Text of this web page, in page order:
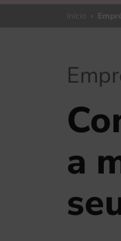
Início ›
a